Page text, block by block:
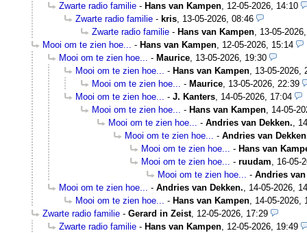
Zwarte radio familie - Hans van Kampen 12-05-2026, 14:10
Zwarte radio familie - kris 13-05-2026, 08:46
Zwarte radio familie - Hans van Kampen 13-05-
Mooi om te zien hoe...
- Hans van Kampen 12-05-2026, 15:14
Mooi om te zien hoe...
- Maurice 13-05-2026, 19:30
Mooi om te zien hoe...
- Hans van Kampen 13-05-2026,
Mooi om te zien hoe...
- Maurice 13-05-2026, 22:39
Mooi om te zien hoe...
- J. Kanters 14-05-2026, 17:04
Mooi om te zien hoe...
- Hans van Kampen 14-05-
Mooi om te zien hoe...
- Andries van Dekken.
Mooi om te zien hoe...
- Andries van
Mooi om te zien hoe...
- Hans van
Mooi om te zien hoe...
- ruudam
16-05-
Mooi om te zien hoe...
- Andries
Mooi om te zien hoe...
- Andries van Dekken.
14-05-2026,
Mooi om te zien hoe...
- Hans van Kampen 14-05-2026,
Zwarte radio familie - Gerard in Zeist, 12-05-2026, 17:29
Zwarte radio familie - Hans van Kampen 12-05-2026, 19:49